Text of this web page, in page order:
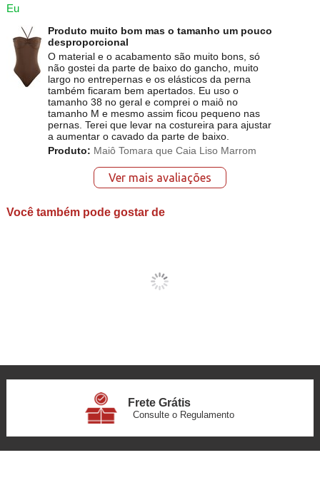
Eu
Produto muito bom mas o tamanho um pouco
desproporcional
O material e o acabamento são muito bons, só
não gostei da parte de baixo do gancho, muito
largo no entrepernas e os elásticos da perna
também ficaram bem apertados. Eu uso o
tamanho 38 no geral e comprei o maiô no
tamanho M e mesmo assim ficou pequeno nas
pernas. Terei que levar na costureira para ajustar
a aumentar o cavado da parte de baixo.
Produto: Maiô Tomara que Caia Liso Marrom
Ver mais avaliações
Você também pode gostar de
Frete Grátis
Consulte o Regulamento